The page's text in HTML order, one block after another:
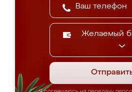
Желаемый